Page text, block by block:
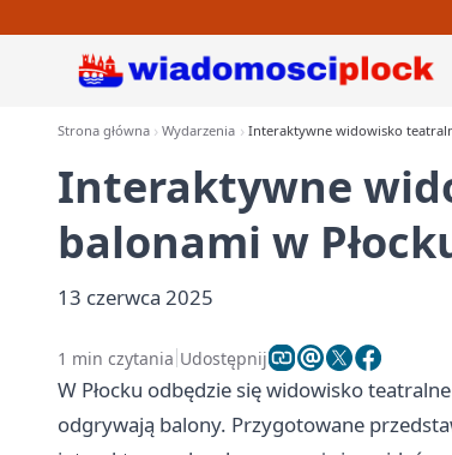
Strona główna Wydarzenia Interaktywne widowisko
Interaktywne
balonami w
13 czerwca 2025
1 min czytania Udostępnij
W Płocku odbędzie się widowisko
odgrywają balony. Przygotowane